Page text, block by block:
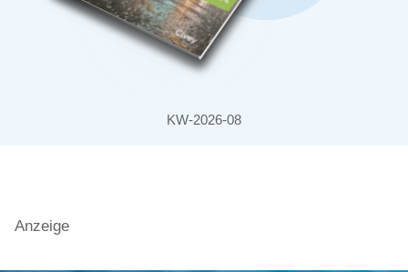
KW-2026-08
Anzeige